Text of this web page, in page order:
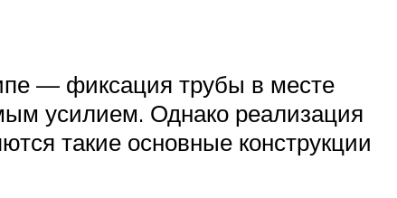
— фиксация трубы в месте
усилием. Однако реализация
такие основные конструкции